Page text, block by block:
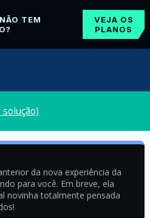
TEM
VEJA OS
PLANOS
da nova experiência da
para você. Em breve, ela
novinha totalmente pensada